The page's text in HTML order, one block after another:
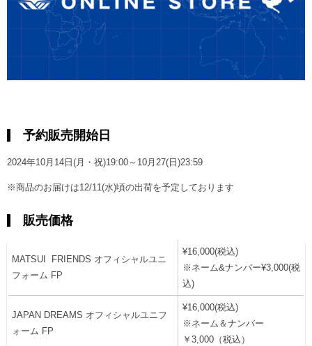
予約販売開始日
2024年10月14日(月・祝)19:00～10月27(日)23:59
※商品のお届けは12/11(水)頃の出荷を予定しております
販売価格
MATSUI FRIENDS オフィシャルユニ
フォーム FP
¥16,000(税込)
※ネーム&ナンバー¥3,000(税
込)
JAPAN DREAMS オフィシャルユニフ
ォーム FP
¥16,000(税込)
※ネーム＆ナンバー
￥3,000（税込）